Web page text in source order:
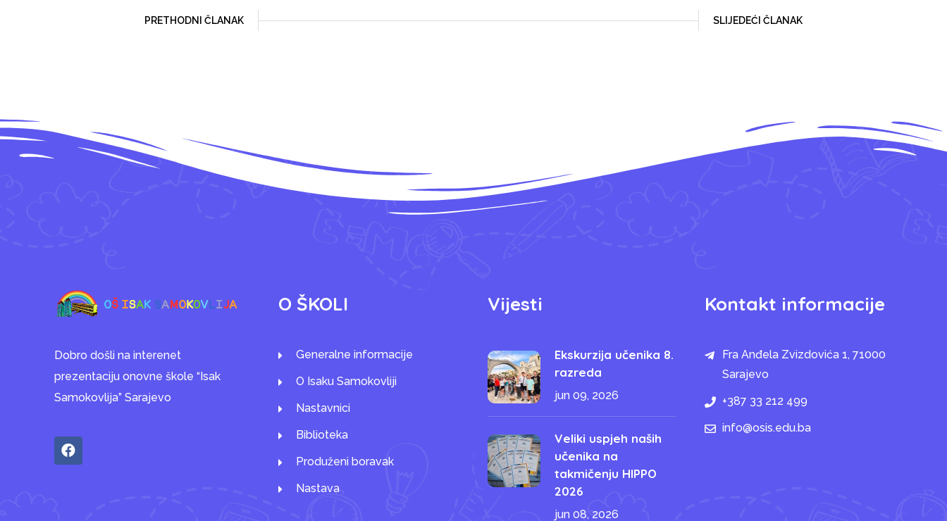
PRETHODNI ČLANAK SLIJEDEĆI ČLANAK
Dobro došli na interenet
prezentaciju onovne škole “Isak
Samokovlija” Sarajevo
O ŠKOLI
Generalne informacije
O Isaku Samokovliji
Nastavnici
Biblioteka
Produženi boravak
Nastava
Vijesti
Ekskurzija učenika 8.
razreda
jun 09, 2026
Veliki uspjeh naših
učenika na
takmičenju HIPPO
2026
jun 08, 2026
Kontakt informacije
Fra Anđela Zvizdovića 1, 71000
Sarajevo
+387 33 212 499
info@osis.edu.ba